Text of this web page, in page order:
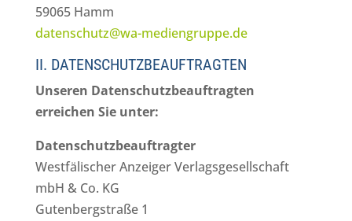
59065 Hamm
datenschutz@wa-mediengruppe.de
II. DATENSCHUTZBEAUFTRAGTEN
Unseren Datenschutzbeauftragten
erreichen Sie unter:
Datenschutzbeauftragter
Westfälischer Anzeiger Verlagsgesellschaft
mbH & Co. KG
Gutenbergstraße 1